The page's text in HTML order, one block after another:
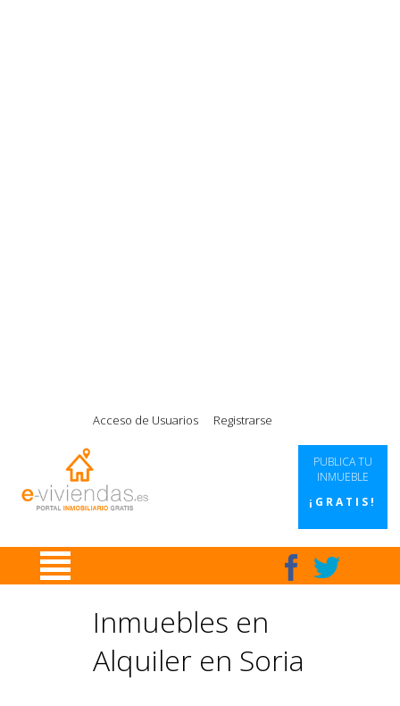
Acceso de Usuarios Registrarse
PUBLICA TU
INMUEBLE
¡GRATIS!
Inmuebles en
Alquiler en Soria